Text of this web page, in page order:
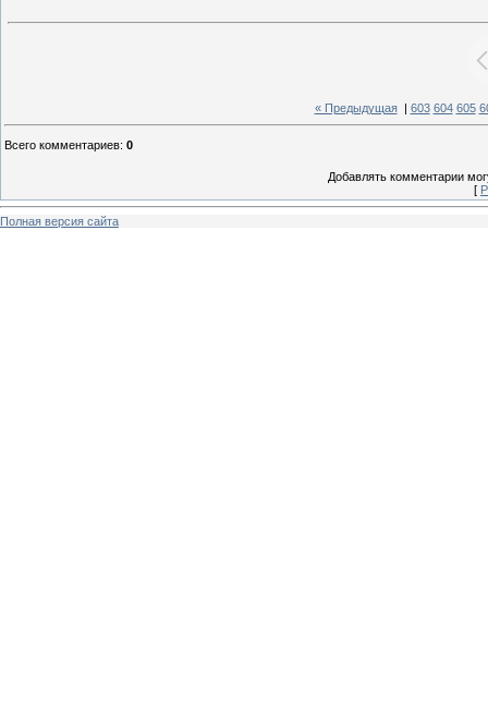
« Предыдущая| 603 604 605
Всего комментариев: 0
Добавлять комментарии
[
Полная версия сайта